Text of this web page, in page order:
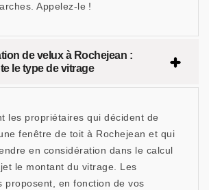
Appelez-le !
de velux à Rochejean :
le type de vitrage
les propriétaires qui décident de
fenêtre de toit à Rochejean et qui
en considération dans le calcul
le montant du vitrage. Les
proposent, en fonction de vos